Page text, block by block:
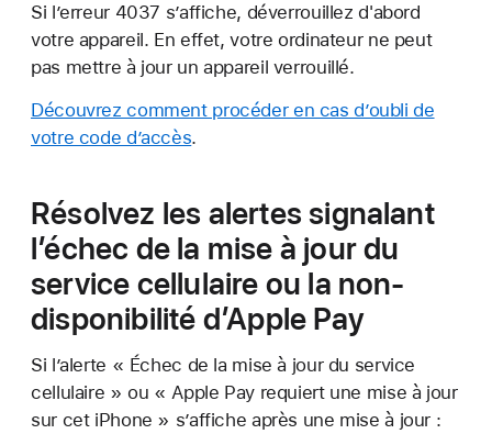
Si l’erreur 4037 s’affiche, déverrouillez d'abord
votre appareil. En effet, votre ordinateur ne peut
pas mettre à jour un appareil verrouillé.
Découvrez comment procéder en cas d’oubli de
votre code d’accès.
Résolvez les alertes signalant
l’échec de la mise à jour du
service cellulaire ou la non-
disponibilité d’Apple Pay
Si l’alerte « Échec de la mise à jour du service
cellulaire » ou « Apple Pay requiert une mise à jour
sur cet iPhone » s’affiche après une mise à jour :